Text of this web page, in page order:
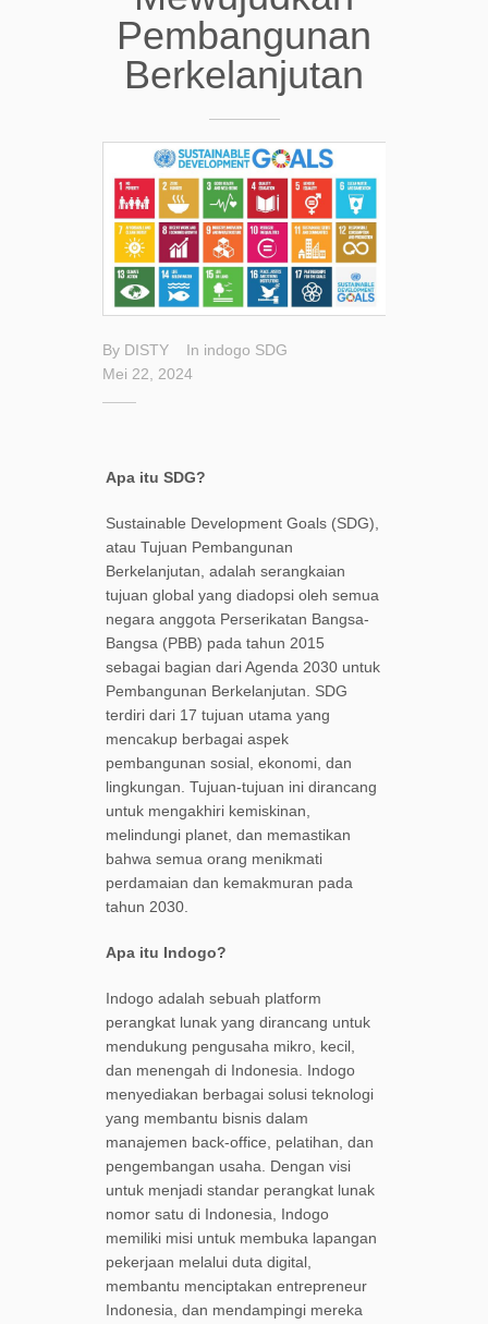
Pembangunan
Berkelanjutan
By DISTY In indogo SDG
Mei 22, 2024
Apa itu SDG?
Sustainable Development Goals (SDG),
atau Tujuan Pembangunan
Berkelanjutan, adalah serangkaian
tujuan global yang diadopsi oleh semua
negara anggota Perserikatan Bangsa-
Bangsa (PBB) pada tahun 2015
sebagai bagian dari Agenda 2030 untuk
Pembangunan Berkelanjutan. SDG
terdiri dari 17 tujuan utama yang
mencakup berbagai aspek
pembangunan sosial, ekonomi, dan
lingkungan. Tujuan-tujuan ini dirancang
untuk mengakhiri kemiskinan,
melindungi planet, dan memastikan
bahwa semua orang menikmati
perdamaian dan kemakmuran pada
tahun 2030.
Apa itu Indogo?
Indogo adalah sebuah platform
perangkat lunak yang dirancang untuk
mendukung pengusaha mikro, kecil,
dan menengah di Indonesia. Indogo
menyediakan berbagai solusi teknologi
yang membantu bisnis dalam
manajemen back-office, pelatihan, dan
pengembangan usaha. Dengan visi
untuk menjadi standar perangkat lunak
nomor satu di Indonesia, Indogo
memiliki misi untuk membuka lapangan
pekerjaan melalui duta digital,
membantu menciptakan entrepreneur
Indonesia, dan mendampingi mereka